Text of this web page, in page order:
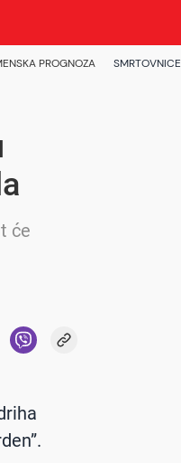
PROGNOZA SMRTOVNICE
će